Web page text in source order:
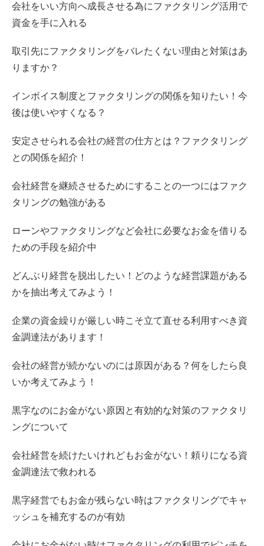
会社をいい方向へ成長させる為にファクタリング活用で
資金を手に入れる
取引先にファクタリングをバレたくない理由と対策はあ
りますか？
インボイス制度とファクタリングの関係を知りたい！今
後は使いやすくなる？
安定させられる会社の経営の仕方とは？ファクタリング
との関係を紹介！
会社経営を継続させるためにすることの一つにはファク
タリングの勉強がある
ローンやファクタリングなど会社に必要なお金を借りる
ための手段を紹介中
どんぶり経営を脱出したい！どのような経営課題がある
かを抽出考えてみよう！
企業の資金繰りが厳しい時こそ立て直せる利用すべき資
金調達法があります！
会社の経営が続かないのには原因がある？何をしたら良
いか考えてみよう！
黒字なのにお金がない原因と有効的な対策のファクタリ
ングについて
会社経営を続けたいけれどもお金がない！頼りになる資
金調達法で救われる
黒字経営でもお金が残らない時はファクタリングでキャ
ッシュを補充するのが有効